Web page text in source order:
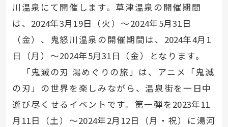
川温泉にて開催します。草津温泉の開催期間
は、 2024年3月 19日（火）～2024年5月31日
（金）、鬼怒川温泉の開催期間は、 2024年4月 1
日（月）～2024年5月31日（金）となります。
「鬼滅の刃 湯めぐりの旅」は、アニメ「鬼滅
の刃」の世界を楽しみながら、温泉街を一日中
遊び尽くせるイベントです。第一弾を2023年11
月 11日（土）～2024年2月 12日（月・祝）に湯河